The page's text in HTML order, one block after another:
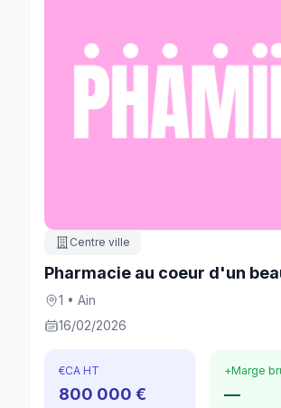
Centre ville
Pharmacie au coeur d'un
1 • Ain
16/02/2026
€CA HT
800 000 €
+Marge
—